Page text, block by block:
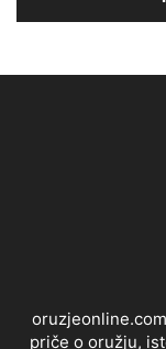
priče o oružju,